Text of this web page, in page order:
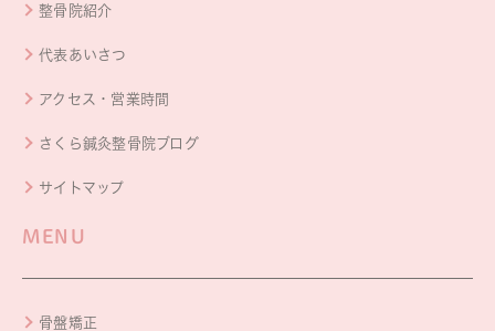
整骨院紹介
代表あいさつ
アクセス・営業時間
さくら鍼灸整骨院ブログ
サイトマップ
MENU
骨盤矯正